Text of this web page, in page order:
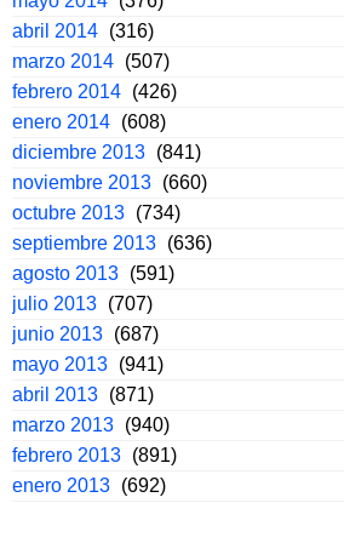
abril 2014 (316)
marzo 2014 (507)
febrero 2014 (426)
enero 2014 (608)
diciembre 2013 (841)
noviembre 2013 (660)
octubre 2013 (734)
septiembre 2013 (636)
agosto 2013 (591)
julio 2013 (707)
junio 2013 (687)
mayo 2013 (941)
abril 2013 (871)
marzo 2013 (940)
febrero 2013 (891)
enero 2013 (692)